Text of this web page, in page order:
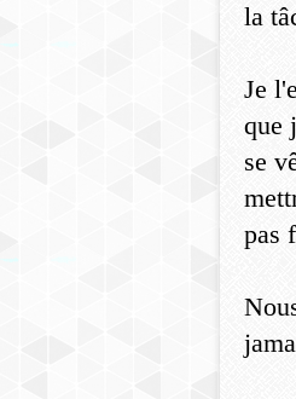
la
Je
que
se
pas